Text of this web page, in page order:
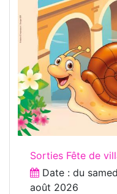
Sorties Fête de
Date : du
août 2026